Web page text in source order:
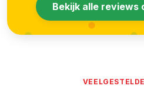
Bekijk alle reviews